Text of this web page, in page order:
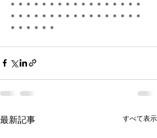
＊＊＊＊＊＊＊＊＊＊＊＊＊＊＊＊＊
＊＊＊＊＊＊＊＊＊＊＊＊＊＊＊＊＊
＊＊＊＊＊＊
最新記事 すべて表示